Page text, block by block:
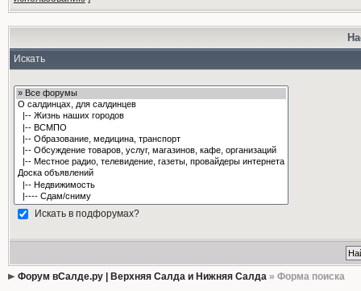
Искать
Искать в подфорумах?
Форум вСалде.ру | Верхняя Салда и Нижняя Салда» Форма поиска